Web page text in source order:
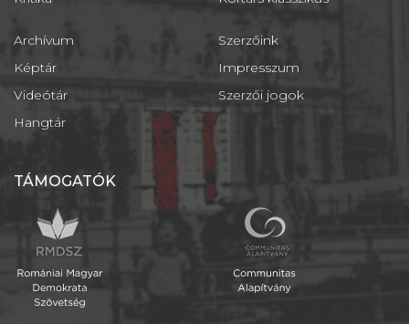
Archívum
Képtár
Videótár
Hangtár
Szerzőink
Impresszum
Szerzői jogok
TÁMOGATÓK